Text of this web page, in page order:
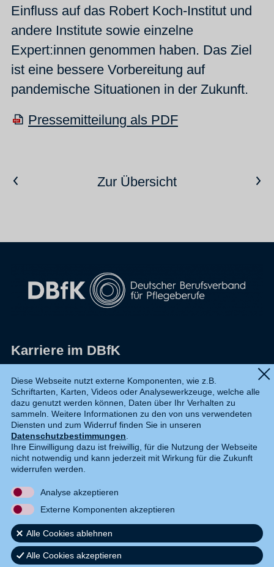
Einfluss auf das Robert Koch-Institut und
andere Institute sowie einzelne
Expert:innen genommen haben. Das Ziel
ist eine bessere Vorbereitung auf
pandemische Situationen in der Zukunft.
Pressemitteilung als PDF
Vorheriger ArtikelZur ÜbersichtNächster Artikel
Karriere im DBfK
Datenschutz
Shop
Widerruf
Kontakt
DE EN
Diese Webseite nutzt externe Komponenten, wie z.B.
Schriftarten, Karten, Videos oder Analysewerkzeuge, welche alle
dazu genutzt werden können, Daten über Ihr Verhalten zu
sammeln. Weitere Informationen zu den von uns verwendeten
Diensten und zum Widerruf finden Sie in unseren
Datenschutzbestimmungen.
Ihre Einwilligung dazu ist freiwillig, für die Nutzung der Webseite
nicht notwendig und kann jederzeit mit Wirkung für die Zukunft
widerrufen werden.
Analyse akzeptieren
Externe Komponenten akzeptieren
Alle Cookies ablehnen
Alle Cookies akzeptieren